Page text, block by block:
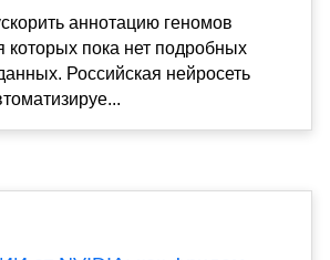
аннотацию геномов
которых пока нет подробных
Российская нейросеть